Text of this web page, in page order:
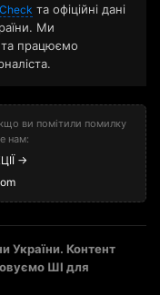
та офіційні дані
Ми
та працюємо
ви помітили помилку
нам:
→
України. Контент
ШІ для